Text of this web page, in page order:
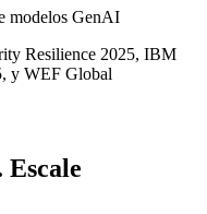
modelos GenAI
Resilience 2025, IBM
y WEF Global
Escale